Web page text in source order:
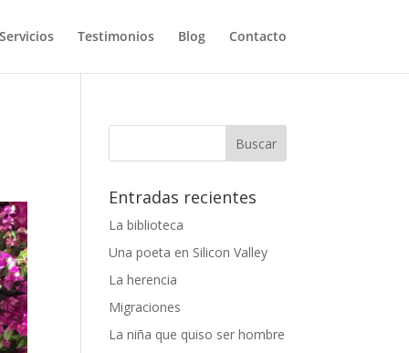
Testimonios Blog Contacto
Entradas recientes
La biblioteca
Una poeta en Silicon Valley
La herencia
Migraciones
La niña que quiso ser hombre